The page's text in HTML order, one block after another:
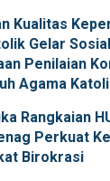
Kualitas
Gelar
Penilaian
Agama
Rangkaian
Perkuat
Birokrasi